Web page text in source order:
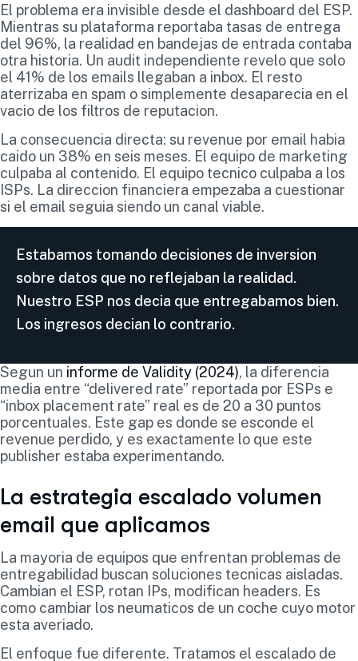
El problema era invisible desde el dashboard del ESP.
Mientras su plataforma reportaba tasas de entrega
del 96%, la realidad en bandejas de entrada contaba
otra historia. Un audit independiente revelo que solo
el 41% de los emails llegaban a inbox. El resto
aterrizaba en spam o simplemente desaparecia en el
vacio de los filtros de reputacion.
La consecuencia directa: su revenue por email habia
caido un 38% en seis meses. El equipo de marketing
culpaba al contenido. El equipo tecnico culpaba a los
ISPs. La direccion financiera empezaba a cuestionar
si el email seguia siendo un canal viable.
Estabamos tomando decisiones de inversion
sobre datos que no reflejaban la realidad.
Nuestro ESP nos decia que entregabamos bien.
Los ingresos decian lo contrario.
Segun un informe de Validity (2024), la diferencia
media entre “delivered rate” reportada por ESPs e
“inbox placement rate” real es de 20 a 30 puntos
porcentuales. Este gap es donde se esconde el
revenue perdido, y es exactamente lo que este
publisher estaba experimentando.
La estrategia escalado volumen
email que aplicamos
La mayoria de equipos que enfrentan problemas de
entregabilidad buscan soluciones tecnicas aisladas.
Cambian el ESP, rotan IPs, modifican headers. Es
como cambiar los neumaticos de un coche cuyo motor
esta averiado.
El enfoque fue diferente. Tratamos el escalado de